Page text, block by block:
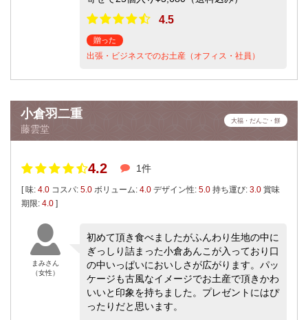
4.5
贈った
出張・ビジネスでのお土産（オフィス・社員）
小倉羽二重
藤雲堂
大福・だんご・餅
4.2 1件
[ 味: 4.0 コスパ: 5.0 ボリューム: 4.0 デザイン性: 5.0 持ち運び: 3.0 賞味
期限: 4.0 ]
まみさん
（女性）
初めて頂き食べましたがふんわり生地の中に
ぎっしり詰まった小倉あんこが入っており口
の中いっぱいにおいしさが広がります。パッ
ケージも古風なイメージでお土産で頂きかわ
いいと印象を持ちました。プレゼントにはぴ
ったりだと思います。